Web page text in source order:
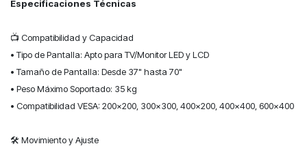
Especificaciones Técnicas
📺 Compatibilidad y Capacidad
• Tipo de Pantalla: Apto para TV/Monitor LED y LCD
• Tamaño de Pantalla: Desde 37" hasta 70"
• Peso Máximo Soportado: 35 kg
• Compatibilidad VESA: 200x200, 300x300, 400x200, 400x400, 600x400
🛠️ Movimiento y Ajuste